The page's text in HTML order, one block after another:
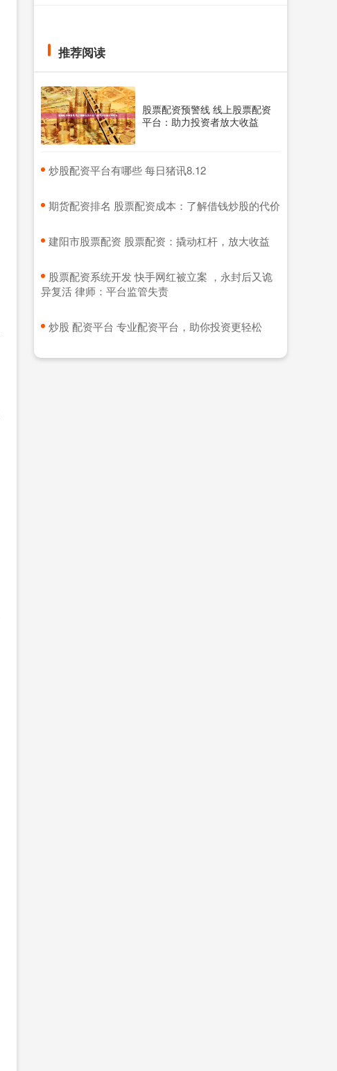
推荐阅读
股票配资预警线 线上股票配资
平台：助力投资者放大收益
​炒股配资平台有哪些 每日猪讯8.12
​期货配资排名 股票配资成本：了解借钱炒股的代价
​建阳市股票配资 股票配资：撬动杠杆，放大收益
​股票配资系统开发 快手网红被立案 ，永封后又诡
异复活 律师：平台监管失责
​炒股 配资平台 专业配资平台，助你投资更轻松